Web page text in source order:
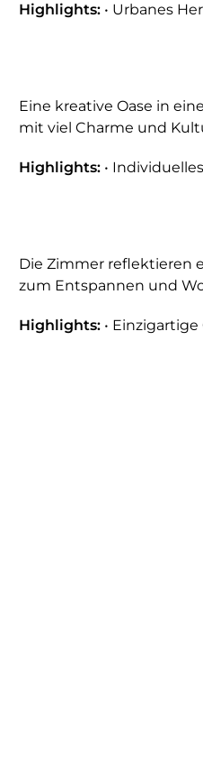
Highlights: • Urbanes
Eine kreative Oase in
mit viel Charme und
Highlights: •
Die Zimmer reflektieren
zum Entspannen und
Highlights: •